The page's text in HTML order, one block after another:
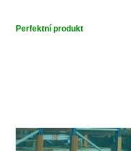
Perfektní produkt